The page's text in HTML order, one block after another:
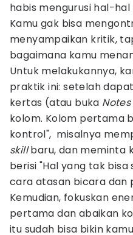
habis mengurusi hal-
Kamu gak bisa
menyampaikan kritik,
bagaimana kamu
Untuk melakukannya,
praktik ini: setelah
kertas (atau buka Notes
kolom. Kolom pertama
kontrol", misalnya
skillbaru, dan meminta
berisi "Hal yang tak
cara atasan bicara dan
Kemudian, fokuskan
pertama dan abaikan
itu sudah bisa bikin